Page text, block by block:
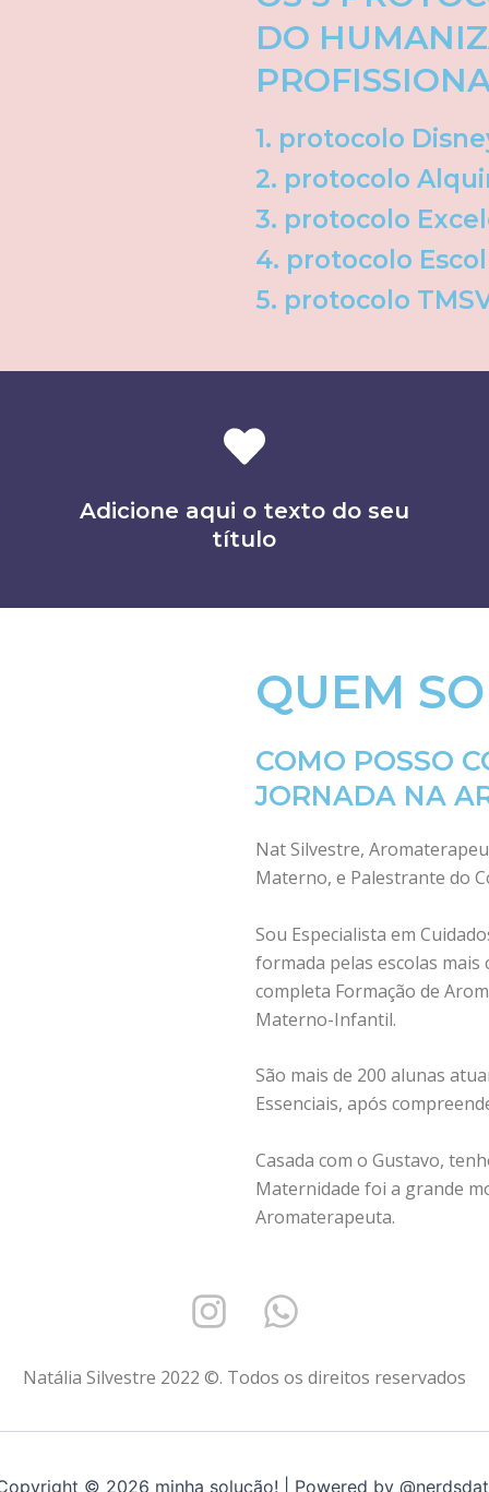
DO
1. protocolo
2. protocolo
3. protocolo
4. protocolo
5. protocolo
Adicione aqui o texto do seu
título
QUEM
COMO POSSO
JORNADA NA
Nat Silvestre,
Materno, e Palestrante do
Sou Especialista em
formada pelas escolas mais
completa Formação de
Materno-Infantil.
São mais de 200 alunas
Essenciais, após
Casada com o Gustavo,
Maternidade foi a grande
Aromaterapeuta.
I
n
s
W
h
a
Natália Silvestre 2022 ©. Todos os direitos reservados
© 2026 minha solução! | Powered by